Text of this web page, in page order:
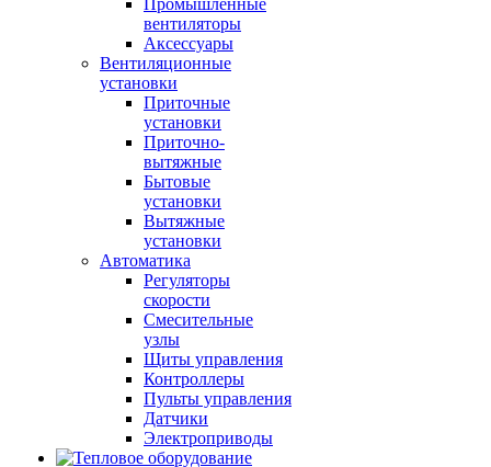
Промышленные
вентиляторы
Аксессуары
Вентиляционные
установки
Приточные
установки
Приточно-
вытяжные
Бытовые
установки
Вытяжные
установки
Автоматика
Регуляторы
скорости
Смесительные
узлы
Щиты управления
Контроллеры
Пульты управления
Датчики
Электроприводы